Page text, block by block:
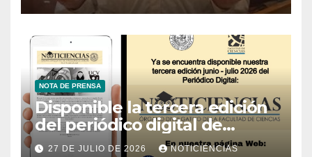
NOTA DE PRENSA
Disponible la tercera edición
del periódico digital de
Noticiencias 2026
27 DE JULIO DE 2026 NOTICIENCIAS